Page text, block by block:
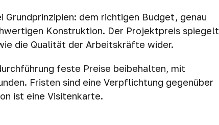
dem richtigen Budget, genau
Konstruktion. Der Projektpreis spiegelt
die Qualität der Arbeitskräfte wider.
feste Preise beibehalten, mit
Fristen sind eine Verpflichtung gegenüber
ist eine Visitenkarte.